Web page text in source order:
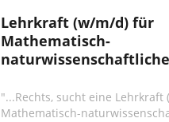
Lehrkraft (w/m/d) für
Mathematisch-
naturwissenschaftliche
"...Rechts, sucht eine
Mathematisch-